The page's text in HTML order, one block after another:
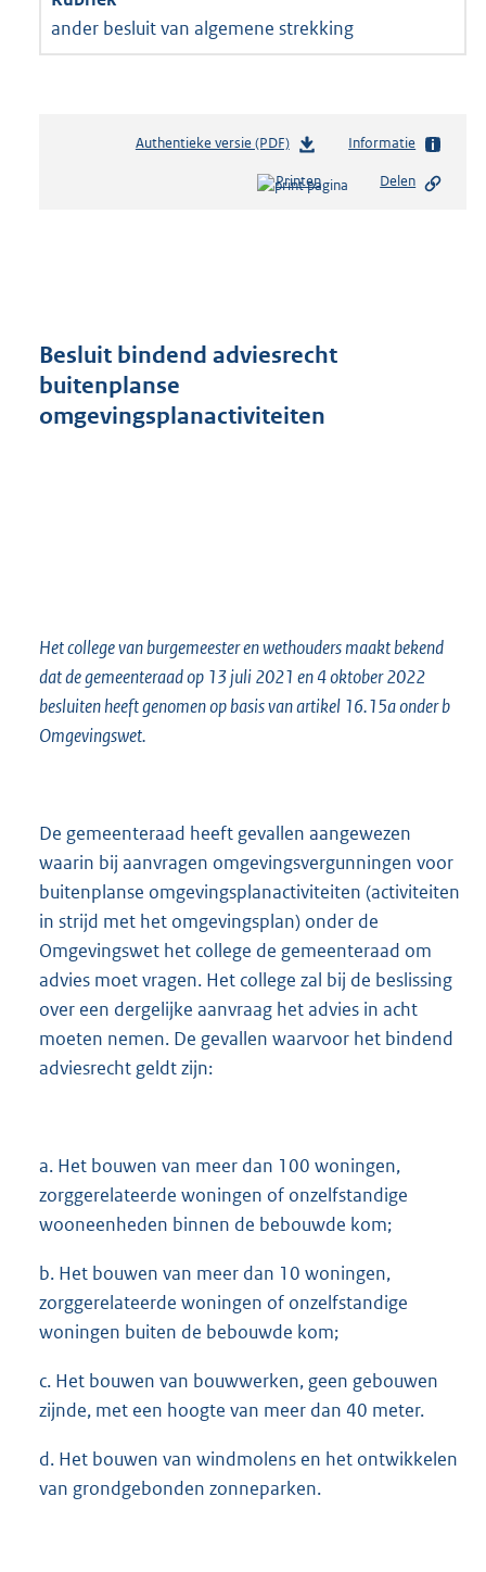
ander besluit van algemene strekking
Authentieke versie (PDF)b
s
r
t
Informatie
Printen Delen
Besluit bindend adviesrecht
buitenplanse
omgevingsplanactiviteiten
Het college van burgemeester en wethouders maakt bekend
dat de gemeenteraad op 13 juli 2021 en 4 oktober 2022
besluiten heeft genomen op basis van artikel 16.15a onder b
Omgevingswet.
De gemeenteraad heeft gevallen aangewezen
waarin bij aanvragen omgevingsvergunningen voor
buitenplanse omgevingsplanactiviteiten (activiteiten
in strijd met het omgevingsplan) onder de
Omgevingswet het college de gemeenteraad om
advies moet vragen. Het college zal bij de beslissing
over een dergelijke aanvraag het advies in acht
moeten nemen. De gevallen waarvoor het bindend
adviesrecht geldt zijn:
a. Het bouwen van meer dan 100 woningen,
zorggerelateerde woningen of onzelfstandige
wooneenheden binnen de bebouwde kom;
b. Het bouwen van meer dan 10 woningen,
zorggerelateerde woningen of onzelfstandige
woningen buiten de bebouwde kom;
c. Het bouwen van bouwwerken, geen gebouwen
zijnde, met een hoogte van meer dan 40 meter.
d. Het bouwen van windmolens en het ontwikkelen
van grondgebonden zonneparken.